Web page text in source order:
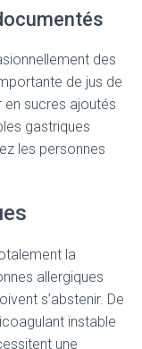
des
de jus de
en sucres ajoutés
gastriques
les personnes
la
allergiques
s’abstenir. De
instable
une